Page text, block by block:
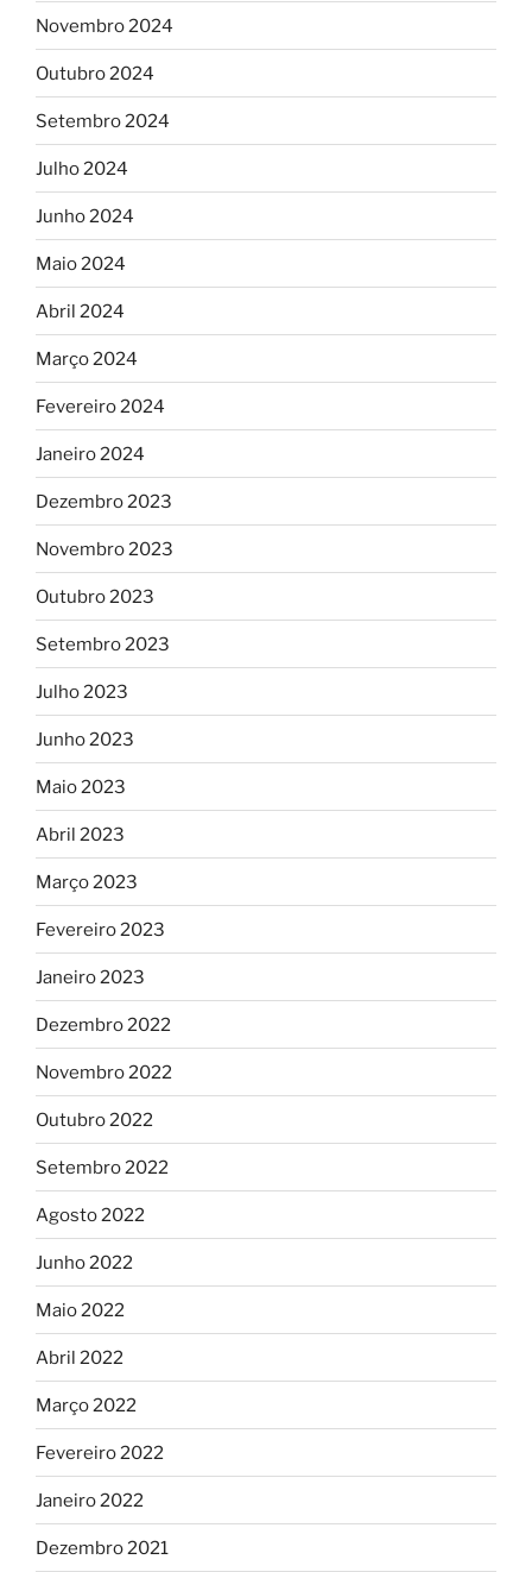
Novembro 2024
Outubro 2024
Setembro 2024
Julho 2024
Junho 2024
Maio 2024
Abril 2024
Março 2024
Fevereiro 2024
Janeiro 2024
Dezembro 2023
Novembro 2023
Outubro 2023
Setembro 2023
Julho 2023
Junho 2023
Maio 2023
Abril 2023
Março 2023
Fevereiro 2023
Janeiro 2023
Dezembro 2022
Novembro 2022
Outubro 2022
Setembro 2022
Agosto 2022
Junho 2022
Maio 2022
Abril 2022
Março 2022
Fevereiro 2022
Janeiro 2022
Dezembro 2021